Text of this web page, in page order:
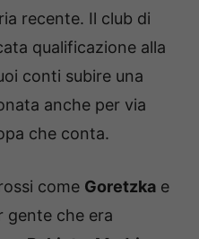
recente. Il club di
qualificazione alla
conti subire una
anche per via
che conta.
come Goretzka e
che era